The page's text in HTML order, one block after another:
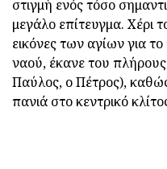
στιγμή ενός τόσο
μεγάλο επίτευγμα. Χέρι
εικόνες των αγίων για
ναού, έκανε του
Παύλος, ο Πέτρος),
πανιά στο κεντρικό